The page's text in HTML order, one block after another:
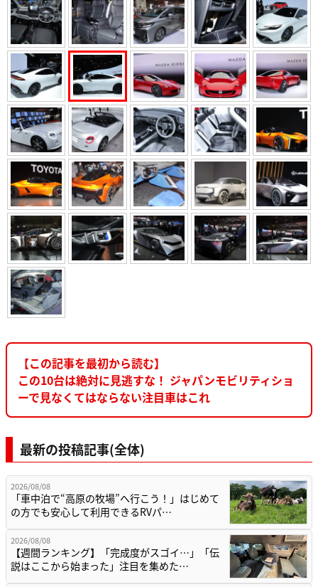
【この記事を最初から読む】
この10台は絶対に見逃すな！ ジャパンモビリティショ
ーで見なくてはならない注目車はこれ
最新の投稿記事(全体)
2026/08/08
「車中泊で“高原の牧場”へ行こう！」はじめて
の方でも安心して利用できるRVパ…
2026/08/08
【週間ランキング】「完成度がスゴイ…」「伝
説はここから始まった」注目を集めた…